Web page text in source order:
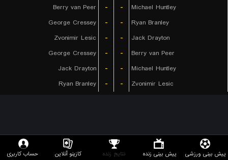
Berry van Peer
- -
Michael Huntley
George Cressey
- -
Ryan Branley
Zvonimir Lesic
- -
Jack Drayton
George Cressey
- -
Berry van Peer
Jack Drayton
- -
Michael Huntley
Ryan Branley
- - Zvonimir Lesic
پیش بینی ورزشی پیش بینی زنده نتایج زنده کازینو آنلاین حساب کاربری